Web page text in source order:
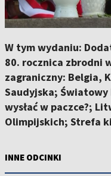
W tym wydaniu:
80. rocznica zbrodni
zagraniczny: Belgia,
Saudyjska; Światowy
wysłać w paczce?;
Olimpijskich; Strefa
INNE ODCINKI